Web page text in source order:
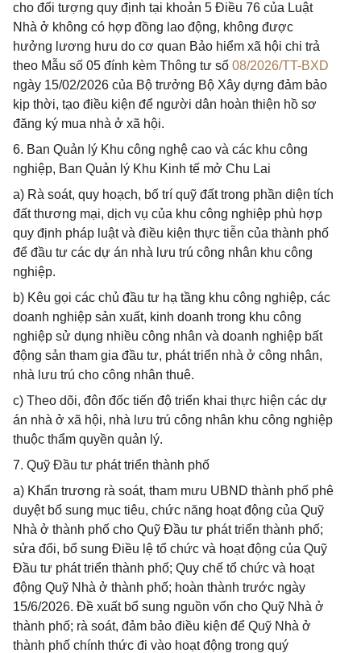
cho đối tượng quy định tại khoản 5 Điều 76 của Luật
Nhà ở không có hợp đồng lao động, không được
hưởng lương hưu do cơ quan Bảo hiểm xã hội chi trả
theo Mẫu số 05 đính kèm Thông tư số 08/2026/TT-BXD
ngày 15/02/2026 của Bộ trưởng Bộ Xây dựng đảm bảo
kịp thời, tạo điều kiện để người dân hoàn thiện hồ sơ
đăng ký mua nhà ở xã hội.
6. Ban Quản lý Khu công nghệ cao và các khu công
nghiệp, Ban Quản lý Khu Kinh tế mở Chu Lai
a) Rà soát, quy hoạch, bố trí quỹ đất trong phần diện tích
đất thương mại, dịch vụ của khu công nghiệp phù hợp
quy định pháp luật và điều kiện thực tiễn của thành phố
để đầu tư các dự án nhà lưu trú công nhân khu công
nghiệp.
b) Kêu gọi các chủ đầu tư hạ tầng khu công nghiệp, các
doanh nghiệp sản xuất, kinh doanh trong khu công
nghiệp sử dụng nhiều công nhân và doanh nghiệp bất
động sản tham gia đầu tư, phát triển nhà ở công nhân,
nhà lưu trú cho công nhân thuê.
c) Theo dõi, đôn đốc tiến độ triển khai thực hiện các dự
án nhà ở xã hội, nhà lưu trú công nhân khu công nghiệp
thuộc thẩm quyền quản lý.
7. Quỹ Đầu tư phát triển thành phố
a) Khẩn trương rà soát, tham mưu UBND thành phố phê
duyệt bổ sung mục tiêu, chức năng hoạt động của Quỹ
Nhà ở thành phố cho Quỹ Đầu tư phát triển thành phố;
sửa đổi, bổ sung Điều lệ tổ chức và hoạt động của Quỹ
Đầu tư phát triển thành phố; Quy chế tổ chức và hoạt
động Quỹ Nhà ở thành phố; hoàn thành trước ngày
15/6/2026. Đề xuất bổ sung nguồn vốn cho Quỹ Nhà ở
thành phố; rà soát, đảm bảo điều kiện để Quỹ Nhà ở
thành phố chính thức đi vào hoạt động trong quý